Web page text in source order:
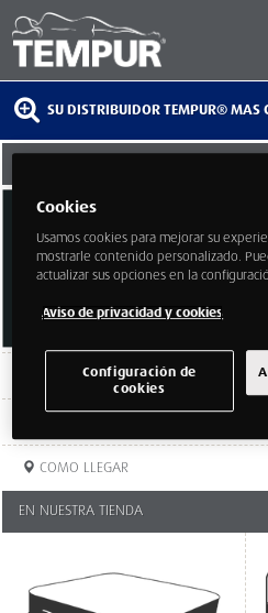
SU DISTRIBUIDOR TEMPUR® MAS
TELEFONO: 91 712 05 54
COMO LLEGAR
EN NUESTRA TIENDA
Cookies
Usamos cookies para mejorar su
mostrarle contenido personalizado.
actualizar sus opciones en la
Aviso de privacidad y cookies
Configuración de
cookies